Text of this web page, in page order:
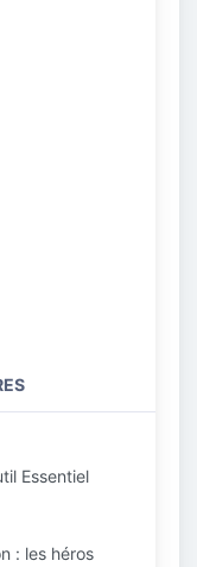
Essentiel
: les héros